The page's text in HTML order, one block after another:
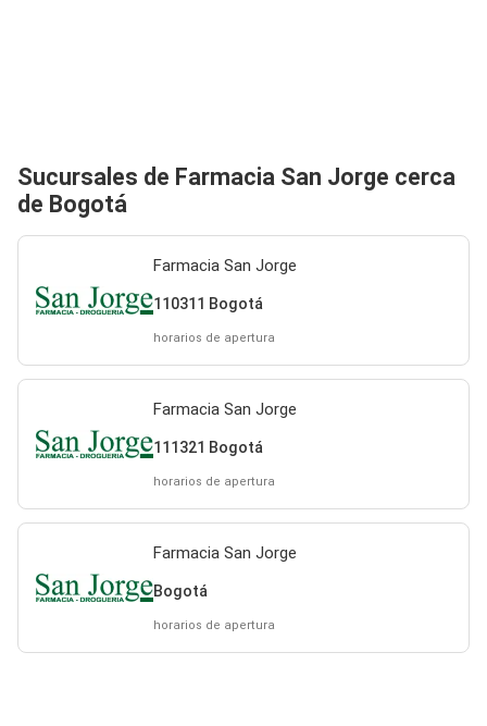
Sucursales de Farmacia San Jorge cerca
de Bogotá
Farmacia San Jorge
110311 Bogotá
horarios de apertura
Farmacia San Jorge
111321 Bogotá
horarios de apertura
Farmacia San Jorge
Bogotá
horarios de apertura